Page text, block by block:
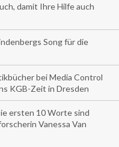
damit Ihre Hilfe auch
Song für die
bei Media Control
KGB-Zeit in Dresden
ersten 10 Worte sind
Vanessa Van